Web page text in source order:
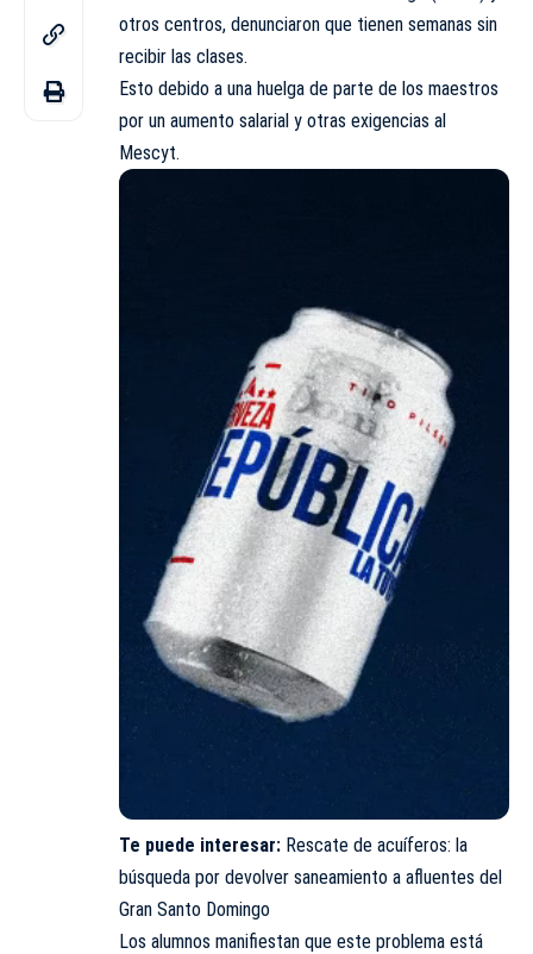
otros centros, denunciaron que tienen semanas sin
recibir las clases.
Esto debido a una huelga de parte de los maestros
por un aumento salarial y otras exigencias al
Mescyt.
Te puede interesar: Rescate de acuíferos: la
búsqueda por devolver saneamiento a afluentes del
Gran Santo Domingo
Los alumnos manifiestan que este problema está